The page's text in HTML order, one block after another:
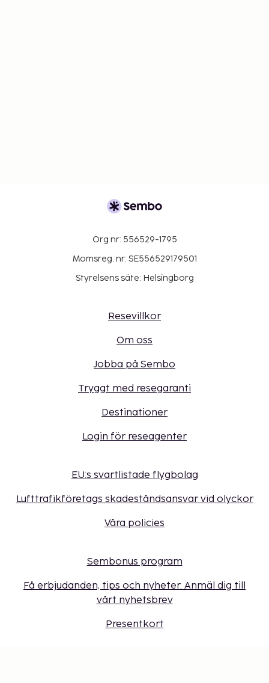
Org nr: 556529-1795
Momsreg. nr: SE556529179501
Styrelsens säte: Helsingborg
Resevillkor
Om oss
Jobba på Sembo
Tryggt med resegaranti
Destinationer
Login för reseagenter
EU:s svartlistade flygbolag
Lufttrafikföretags skadeståndsansvar vid olyckor
Våra policies
Sembonus program
Få erbjudanden, tips och nyheter. Anmäl dig till
vårt nyhetsbrev
Presentkort